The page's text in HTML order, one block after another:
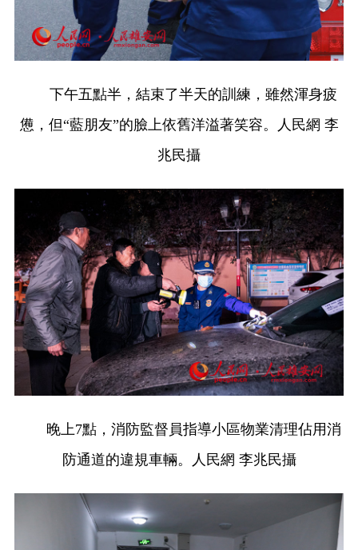
下午五點半，結束了半天的訓練，雖然渾身疲
憊，但“藍朋友”的臉上依舊洋溢著笑容。人民網 李
兆民攝
晚上7點，消防監督員指導小區物業清理佔用消
防通道的違規車輛。人民網 李兆民攝